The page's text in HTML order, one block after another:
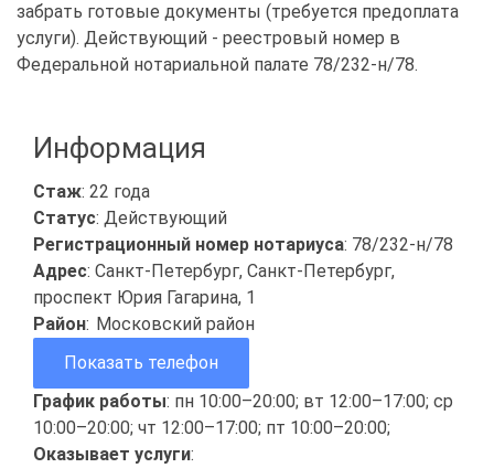
забрать готовые документы (требуется предоплата
услуги). Действующий - реестровый номер в
Федеральной нотариальной палате 78/232-н/78.
Информация
Стаж: 22 года
Статус: Действующий
Регистрационный номер нотариуса: 78/232-н/78
Адрес: Санкт-Петербург, Санкт-Петербург,
проспект Юрия Гагарина, 1
Район: Московский район
Показать телефон
График работы: пн 10:00–20:00; вт 12:00–17:00; ср
10:00–20:00; чт 12:00–17:00; пт 10:00–20:00;
Оказывает услуги: